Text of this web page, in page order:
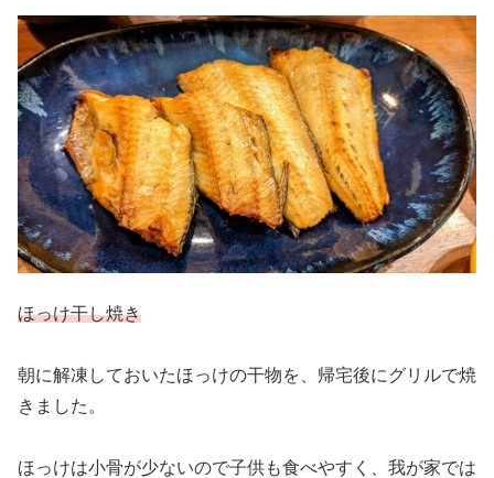
ほっけ干し焼き
朝に解凍しておいたほっけの干物を、帰宅後にグリルで焼
きました。
ほっけは小骨が少ないので子供も食べやすく、我が家では